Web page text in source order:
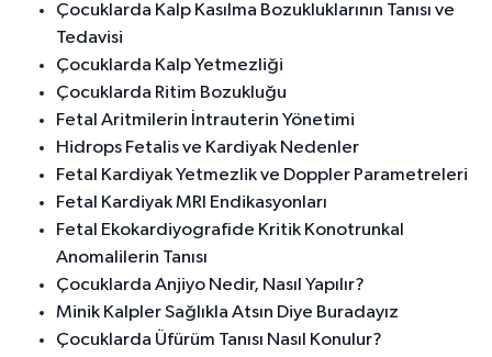
Çocuklarda Kalp Kasılma Bozukluklarının Tanısı ve
Tedavisi
Çocuklarda Kalp Yetmezliği
Çocuklarda Ritim Bozukluğu
Fetal Aritmilerin İntrauterin Yönetimi
Hidrops Fetalis ve Kardiyak Nedenler
Fetal Kardiyak Yetmezlik ve Doppler Parametreleri
Fetal Kardiyak MRI Endikasyonları
Fetal Ekokardiyografide Kritik Konotrunkal
Anomalilerin Tanısı
Çocuklarda Anjiyo Nedir, Nasıl Yapılır?
Minik Kalpler Sağlıkla Atsın Diye Buradayız
Çocuklarda Üfürüm Tanısı Nasıl Konulur?